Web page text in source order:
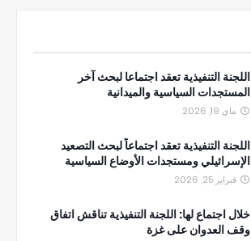
اللجنة التنفيذية تعقد اجتماعا لبحث آخر
المستجدات السياسية والميدانية
ماي 19, 2026
اللجنة التنفيذية تعقد اجتماعاً لبحث التصعيد
الإسرائيلي ومستجدات الأوضاع السياسية
فبراير 25, 2026
خلال اجتماع لها: اللجنة التنفيذية تناقش اتفاق
وقف العدوان على غزة